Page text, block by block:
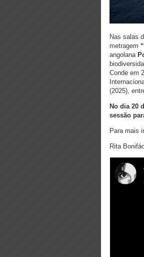
Nas salas
metragem
angolana
Conde em
(2025),
No dia 20
sessão
Para mais
Rita